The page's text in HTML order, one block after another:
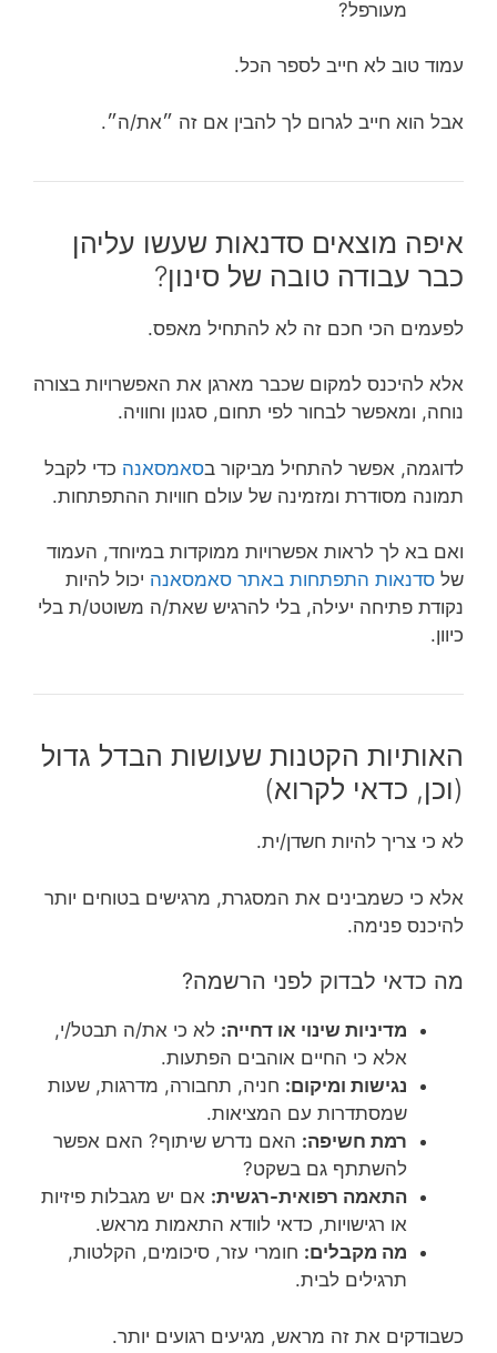
מעורפל?
עמוד טוב לא חייב לספר הכל.
אבל הוא חייב לגרום לך להבין אם זה ״את/ה״.
איפה מוצאים סדנאות שעשו עליהן
כבר עבודה טובה של סינון?
לפעמים הכי חכם זה לא להתחיל מאפס.
אלא להיכנס למקום שכבר מארגן את האפשרויות בצורה
נוחה, ומאפשר לבחור לפי תחום, סגנון וחוויה.
לדוגמה, אפשר להתחיל מביקור בסאמסאנה כדי לקבל
תמונה מסודרת ומזמינה של עולם חוויות ההתפתחות.
ואם בא לך לראות אפשרויות ממוקדות במיוחד, העמוד
של סדנאות התפתחות באתר סאמסאנה יכול להיות
נקודת פתיחה יעילה, בלי להרגיש שאת/ה משוטט/ת בלי
כיוון.
האותיות הקטנות שעושות הבדל גדול
(וכן, כדאי לקרוא)
לא כי צריך להיות חשדן/ית.
אלא כי כשמבינים את המסגרת, מרגישים בטוחים יותר
להיכנס פנימה.
מה כדאי לבדוק לפני הרשמה?
מדיניות שינוי או דחייה: לא כי את/ה תבטל/י,
אלא כי החיים אוהבים הפתעות.
נגישות ומיקום: חניה, תחבורה, מדרגות, שעות
שמסתדרות עם המציאות.
רמת חשיפה: האם נדרש שיתוף? האם אפשר
להשתתף גם בשקט?
התאמה רפואית-רגשית: אם יש מגבלות פיזיות
או רגישויות, כדאי לוודא התאמות מראש.
מה מקבלים: חומרי עזר, סיכומים, הקלטות,
תרגילים לבית.
כשבודקים את זה מראש, מגיעים רגועים יותר.